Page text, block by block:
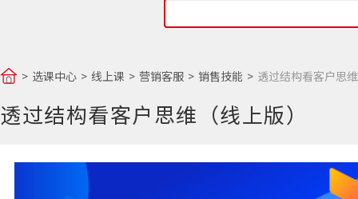
对话高管
选课中心 线上课 营销客服 销售技能 透过结构看客户思
透过结构看客户思维（线上版）